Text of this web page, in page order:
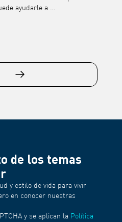
ayudarle a …
presión arterial
de los temas
y estilo de vida para vivir
en conocer nuestras
y se aplican la Política